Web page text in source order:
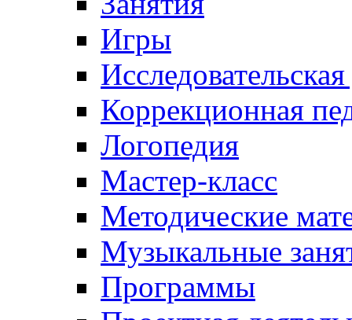
Игры
Коррекционная
Логопедия
Мастер-класс
Методические
Музыкальные
Программы